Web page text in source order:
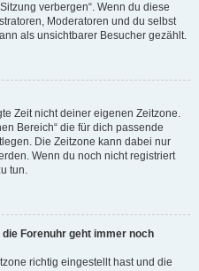
verbergen“. Wenn du diese
Moderatoren und du selbst
als unsichtbarer Besucher gezählt.
Zeit nicht deiner eigenen Zeitzone.
Bereich“ die für dich passende
Die Zeitzone kann dabei nur
Wenn du noch nicht registriert
tun.
Forenuhr geht immer noch
richtig eingestellt hast und die